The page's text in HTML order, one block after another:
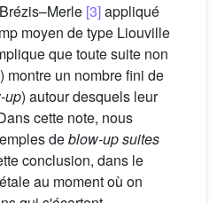
[3]appliqué
moyen de type Liouville
que toute suite non
) montre un nombre fini de
up) autour desquels leur
cette note, nous
deblow-up suites
conclusion, dans le
au moment où on